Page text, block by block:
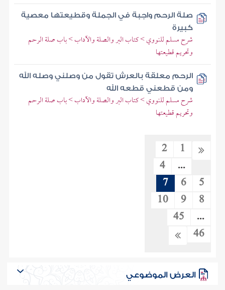
صلة الرحم واجبة في الجملة وقطيعتها معصية
كبيرة
شرح مسلم للنووي > كتاب البر والصلة والآداب > باب صلة الرحم
وتحريم قطيعتها
الرحم معلقة بالعرش تقول من وصلني وصله الله
ومن قطعني قطعه الله
شرح مسلم للنووي > كتاب البر والصلة والآداب > باب صلة الرحم
وتحريم قطيعتها
1
2
...
4
5
6
7
8
9
10
...
45
46
العرض الموضوعي